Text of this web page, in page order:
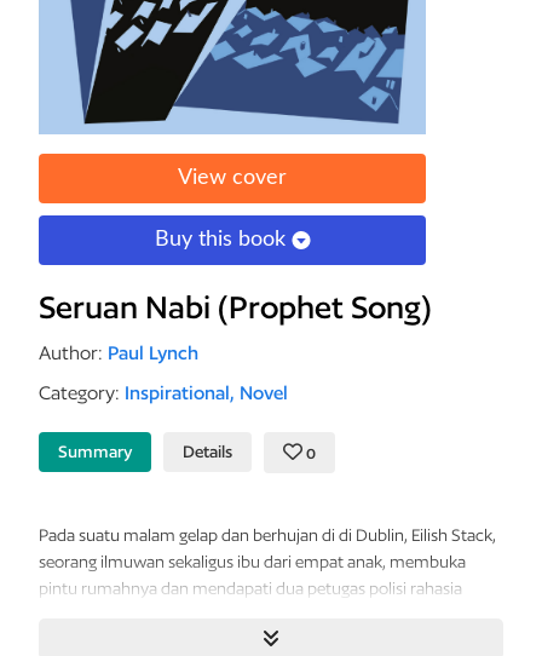
View cover
Buy this book
Seruan Nabi (Prophet Song)
Author: Paul Lynch
Category: Inspirational, Novel
Summary Details 0
Pada suatu malam gelap dan berhujan di di Dublin, Eilish Stack,
seorang ilmuwan sekaligus ibu dari empat anak, membuka
pintu rumahnya dan mendapati dua petugas polisi rahasia
datang untuk menginterogasi suaminya, seorang aktivis serikat